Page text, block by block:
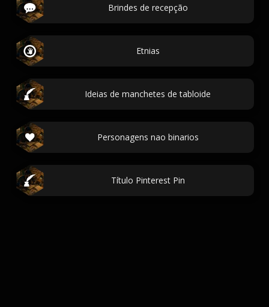
Brindes de recepção
Etnias
Ideias de manchetes de tabloide
Personagens nao binarios
Título Pinterest Pin